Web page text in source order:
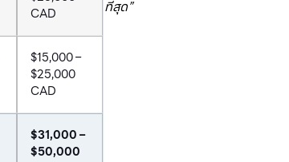
CAD
$15,000 –
$25,000
CAD
$31,000 –
$50,000
ที่สุด”